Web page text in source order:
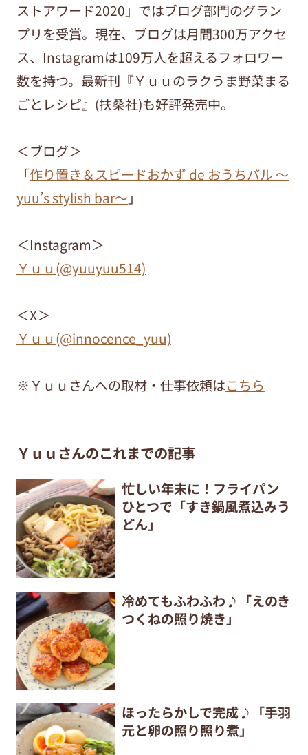
ストアワード2020」ではブログ部門のグラン
プリを受賞。現在、ブログは月間300万アクセ
ス、Instagramは109万人を超えるフォロワー
数を持つ。最新刊『Ｙｕｕのラクうま野菜まる
ごとレシピ』(扶桑社)も好評発売中。
＜ブログ＞
「作り置き＆スピードおかず de おうちバル ～
yuu’s stylish bar～ 」
＜Instagram＞
Ｙｕｕ(@yuuyuu514)
＜X＞
Ｙｕｕ(@innocence_yuu)
※Ｙｕｕさんへの取材・仕事依頼はこちら
Ｙｕｕさんのこれまでの記事
忙しい年末に！フライパン
ひとつで「すき鍋風煮込みう
どん」
冷めてもふわふわ♪「えのき
つくねの照り焼き」
ほったらかしで完成♪「手羽
元と卵の照り照り煮」